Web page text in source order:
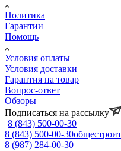
Политика
Гарантии
Помощь
Условия оплаты
Условия доставки
Гарантия на товар
Вопрос-ответ
Обзоры
Подписаться на рассылку
8 (843) 500-00-30
8 (843) 500-00-30
8 (987) 284-00-30